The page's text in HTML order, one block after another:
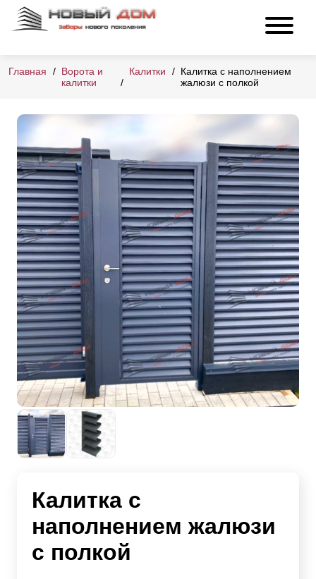
Главная
Ворота и
калитки
Калитки
Калитка с наполнением
жалюзи с полкой
Калитка с
наполнением жалюзи
с полкой